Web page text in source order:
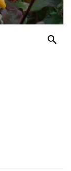
search